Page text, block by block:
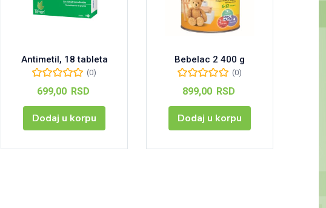
Antimetil, 18 tableta
(0)
699,00 RSD
Dodaj u korpu
Bebelac 2 400 g
(0)
899,00 RSD
Dodaj u korpu